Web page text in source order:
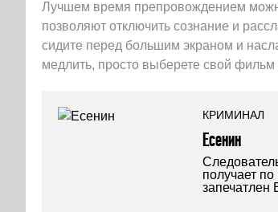
Лучшем время препровождением
позволяют отключить сознание и
сидите перед большим экраном и
медлить, просто выберете свой фильм
КРИМИНАЛ
Есенин
получает
запечатлен